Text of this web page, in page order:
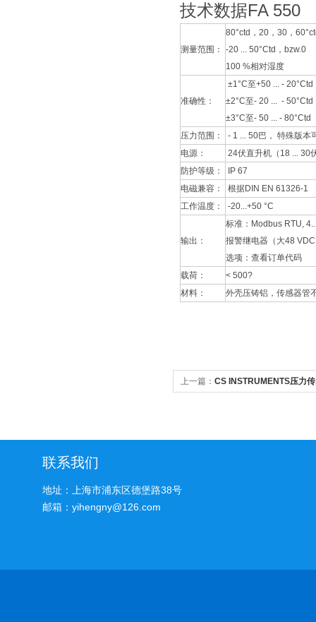
技术数据FA 550
测量范围：
80°ctd，20，30，
-20 ... 50°Ctd，bzw.0
100 %相对湿度
准确性：
±1°C至+50 ... - 20°Ctd
±2°C至- 20 ... - 50°Ctd
±3°C至- 50 ... - 80°Ctd
压力范围：
- 1 ... 50巴， 特殊版本
电源：
24伏直升机（18 ... 30
防护等级：
IP 67
电磁兼容：
根据DIN EN 61326-1
工作温度：
-20...+50 °C
输出：
标准：Modbus RTU,
报警继电器（大48
选项：查看订单代码
载荷：
< 500?
材料：
外壳压铸铝，传感器管
上一篇： CS INSTRUMENTS压力
联系我们
地址：上海市浦东区德堡路38号
邮箱：yihengny@126.com